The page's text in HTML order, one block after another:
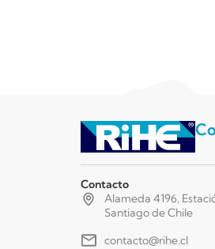
Contacto
Alameda 4196,
Santiago de Chile
contacto@rihe.cl